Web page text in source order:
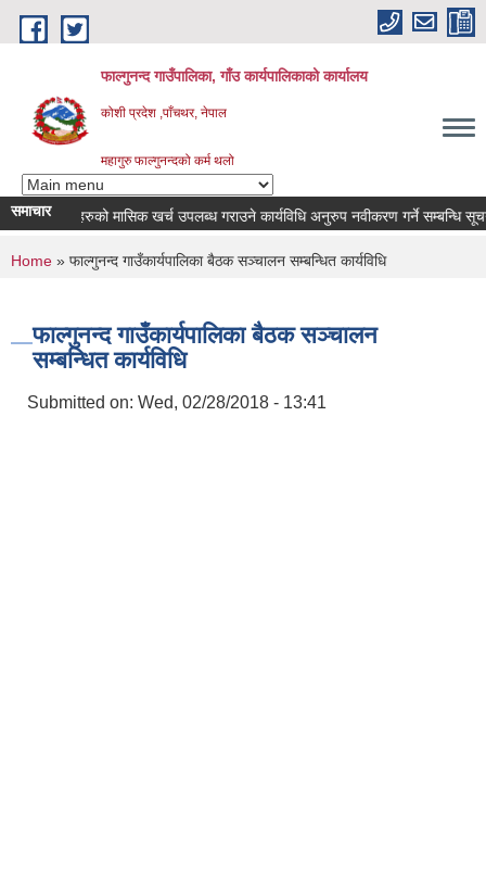
Skip to main content
फाल्गुनन्द गाउँपालिका, गाँउ कार्यपालिकाको कार्यालय
कोशी प्रदेश ,पाँचथर, नेपाल
महागुरु फाल्गुनन्दको कर्म थलो
समाचार
विरामीहरुको मासिक खर्च उपलब्ध गराउने कार्यविधि अनुरुप नवीकरण गर्ने सम्बन्धि सूचना |
You are here
Home » फाल्गुनन्द गाउँकार्यपालिका बैठक सञ्चालन सम्बन्धित कार्यविधि
फाल्गुनन्द गाउँकार्यपालिका बैठक सञ्चालन
सम्बन्धित कार्यविधि
Submitted on: Wed, 02/28/2018 - 13:41